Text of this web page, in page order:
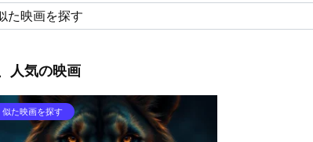
人気の映画
似た映画を探す